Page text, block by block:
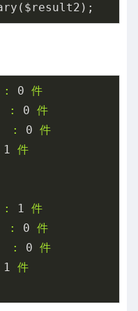
: 0 件
: 0 件
: 0 件
1 件
: 1 件
: 0 件
: 0 件
1 件